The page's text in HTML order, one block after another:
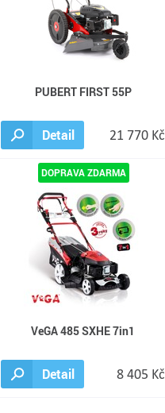
PUBERT FIRST 55P
Detail 21 770 Kč
VeGA 485 SXHE 7in1
Detail 8 405 Kč